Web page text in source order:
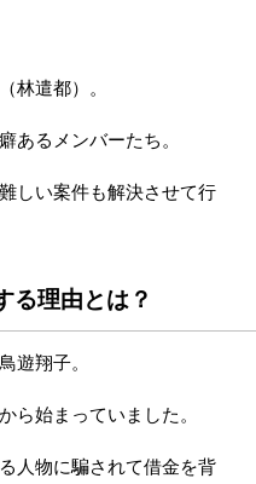
林遣都）。
あるメンバーたち。
しい案件も解決させて行
る理由とは？
遊翔子。
ら始まっていました。
人物に騙されて借金を背